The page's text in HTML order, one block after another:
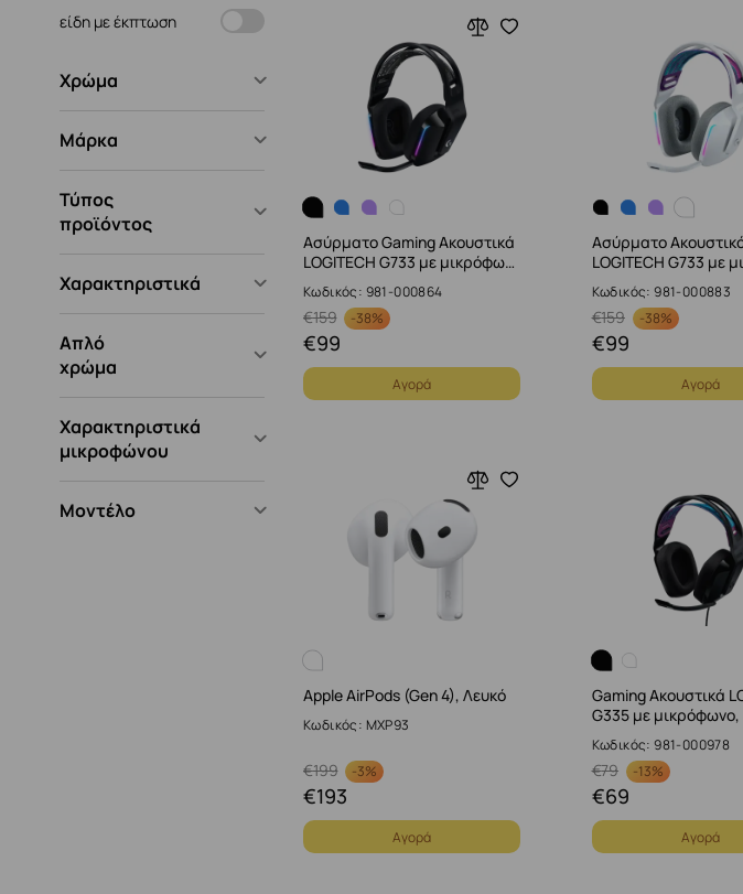
είδη με έκπτωση
Χρώμα
Μάρκα
Τύπος
προϊόντος
Χαρακτηριστικά
Απλό
χρώμα
Χαρακτηριστικά
μικροφώνου
Μοντέλο
Ασύρματο Gaming Ακουστικά
LOGITECH G733 με μικρόφω…
Κωδικός: 981-000864
159
€ -38%
99
€
Αγορά
Ασύρματο
LOGITECH G733 με
Κωδικός: 981-000883
159
€ -38%
99
€
Αγορά
Apple AirPods (Gen 4), Λευκό
Κωδικός: MXP93
199
€ -3%
193
€
Αγορά
Gaming Ακουστικά
G335 με
Κωδικός: 981-000978
79
€ -13%
69
€
Αγορά